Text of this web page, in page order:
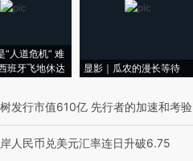
“人道危机” 难
班牙飞地休达
显影｜瓜农的漫长等待
发行市值610亿 先行者的加速和考验
人民币兑美元汇率连日升破6.75